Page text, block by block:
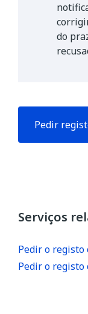
do
Pedir
Serviços
Pedir o registo
Pedir o registo